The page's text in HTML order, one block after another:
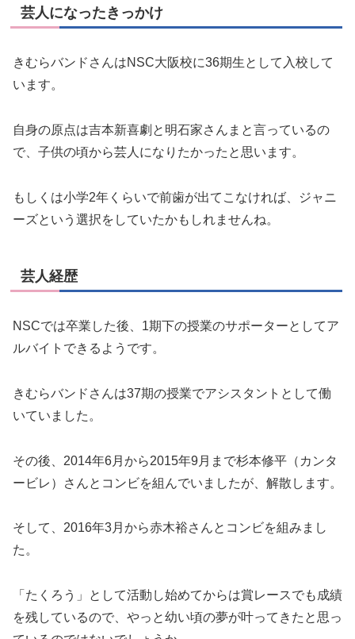
芸人になったきっかけ
きむらバンドさんはNSC大阪校に36期生として入校して
います。
自身の原点は吉本新喜劇と明石家さんまと言っているの
で、子供の頃から芸人になりたかったと思います。
もしくは小学2年くらいで前歯が出てこなければ、ジャニ
ーズという選択をしていたかもしれませんね。
芸人経歴
NSCでは卒業した後、1期下の授業のサポーターとしてア
ルバイトできるようです。
きむらバンドさんは37期の授業でアシスタントとして働
いていました。
その後、2014年6月から2015年9月まで杉本修平（カンタ
ービレ）さんとコンビを組んでいましたが、解散します。
そして、2016年3月から赤木裕さんとコンビを組みまし
た。
「たくろう」として活動し始めてからは賞レースでも成績
を残しているので、やっと幼い頃の夢が叶ってきたと思っ